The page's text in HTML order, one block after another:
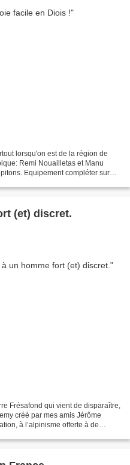
lorsqu'on est de la région de
Remi Nouailletas et Manu
Equipement compléter sur
(et) discret.
Frésafond qui vient de disparaître,
créé par mes amis Jérôme
à l’alpinisme offerte à de